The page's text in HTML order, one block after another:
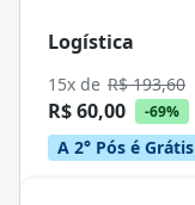
Logística
15x de R$ 193,60
R$ 60,00 -69%
A 2° Pós é Grátis